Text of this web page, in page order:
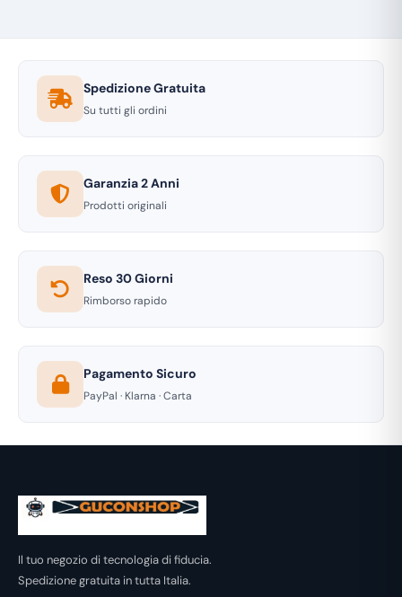
Spedizione Gratuita
Su tutti gli ordini
Garanzia 2 Anni
Prodotti originali
Reso 30 Giorni
Rimborso rapido
Pagamento Sicuro
PayPal · Klarna · Carta
Il tuo negozio di tecnologia di fiducia.
Spedizione gratuita in tutta Italia.